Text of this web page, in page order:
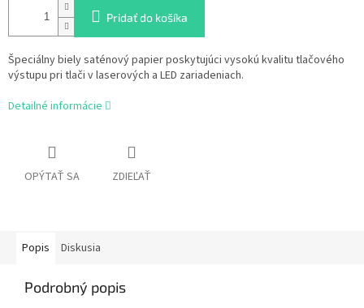
Pridať do košíka
Špeciálny biely saténový papier poskytujúci vysokú kvalitu tlačového
výstupu pri tlači v laserových a LED zariadeniach.
Detailné informácie
OPÝTAŤ SA ZDIEĽAŤ
Popis Diskusia
Podrobný popis